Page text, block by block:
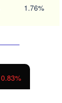
1.76%
0.61%